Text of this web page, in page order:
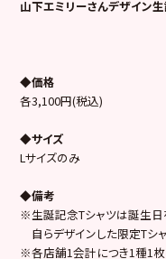
山下エミリーさんデザイン
◆価格
各3,100円(税込)
◆サイズ
Lサイズのみ
◆備考
※生誕記念Tシャツは誕生日
自らデザインした限定Tシャ
※各店舗1会計につき1種1枚